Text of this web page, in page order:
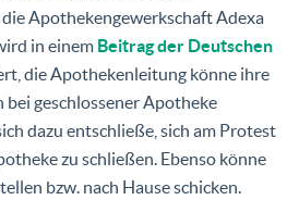
Apothekengewerkschaft Adexa
in einem Beitrag der Deutschen
die Apothekenleitung könne ihre
geschlossener Apotheke
dazu entschließe, sich am Protest
zu schließen. Ebenso könne
bzw. nach Hause schicken.